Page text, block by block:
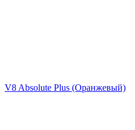
V8 Absolute Plus (Оранжевый)